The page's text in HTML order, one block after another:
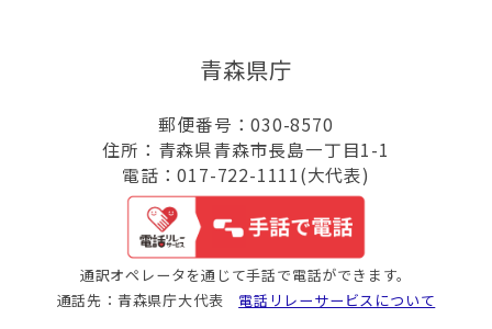
青森県庁
郵便番号：030-8570
住所：青森県青森市長島一丁目1-1
電話：017-722-1111(大代表)
通訳オペレータを通じて手話で電話ができます。
通話先：青森県庁大代表 電話リレーサービスについて